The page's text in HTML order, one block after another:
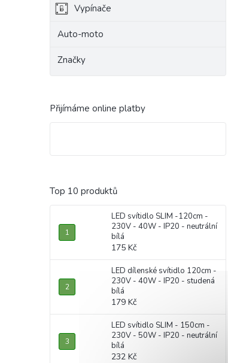
Vypínače
Auto-moto
Značky
Přijímáme online platby
Top 10 produktů
LED svítidlo SLIM -120cm -
230V - 40W - IP20 - neutrální
bílá
175 Kč
LED dílenské svítidlo 120cm -
230V - 40W - IP20 - studená
bílá
179 Kč
LED svítidlo SLIM - 150cm -
230V - 50W - IP20 - neutrální
bílá
232 Kč